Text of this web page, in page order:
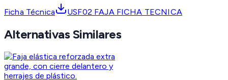
Ficha Técnica USF02 FAJA FICHA TECNICA
Alternativas Similares